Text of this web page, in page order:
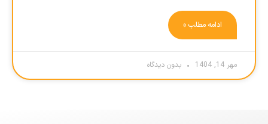
ادامه مطلب »
مهر 14, 1404 بدون دیدگاه